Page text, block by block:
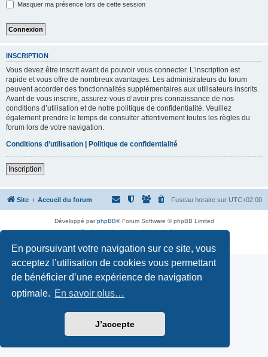
En poursuivant votre navigation sur ce site, vous
acceptez l’utilisation de cookies vous permettant
de bénéficier d’une expérience de navigation
optimale. En savoir plus…
J’accepte
Masquer ma présence lors de cette session
INSCRIPTION
Vous devez être inscrit avant de pouvoir vous connecter. L’inscription est
rapide et vous offre de nombreux avantages. Les administrateurs du forum
peuvent accorder des fonctionnalités supplémentaires aux utilisateurs inscrits.
Avant de vous inscrire, assurez-vous d’avoir pris connaissance de nos
conditions d’utilisation et de notre politique de confidentialité. Veuillez
également prendre le temps de consulter attentivement toutes les règles du
forum lors de votre navigation.
Conditions d’utilisation | Politique de confidentialité
Inscription
Site Accueil du forum Fuseau horaire sur UTC+02:00
Développé parphpBB® Forum Software © phpBB Limited
Traduction française officielle©Qiaeru